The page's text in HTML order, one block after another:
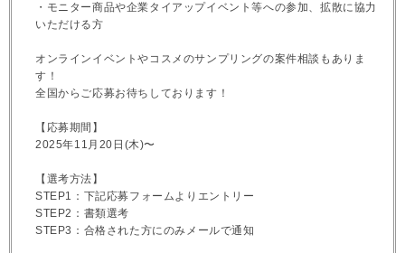
・モニター商品や企業タイアップイベント等への参加、拡散に協力
いただける方
オンラインイベントやコスメのサンプリングの案件相談もありま
す！
全国からご応募お待ちしております！
【応募期間】
2025年11月20日(木)〜
【選考方法】
STEP1：下記応募フォームよりエントリー
STEP2：書類選考
STEP3：合格された方にのみメールで通知